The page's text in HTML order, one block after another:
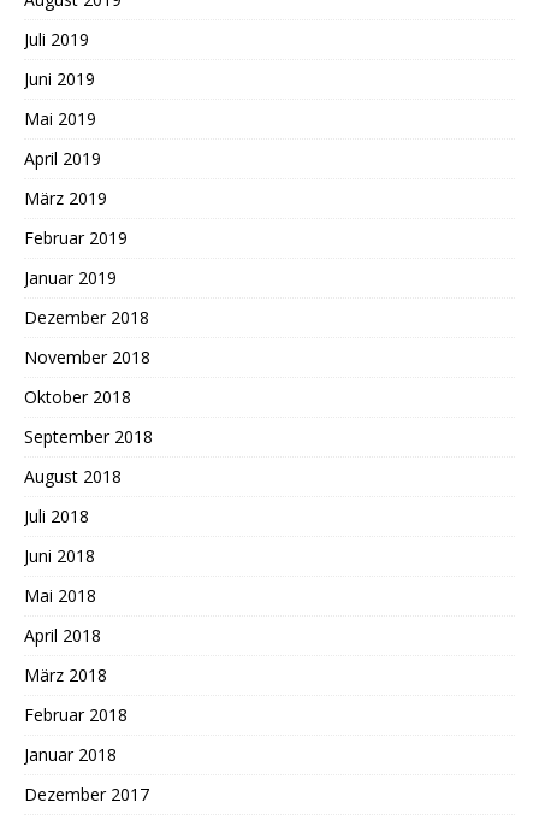
Juli 2019
Juni 2019
Mai 2019
April 2019
März 2019
Februar 2019
Januar 2019
Dezember 2018
November 2018
Oktober 2018
September 2018
August 2018
Juli 2018
Juni 2018
Mai 2018
April 2018
März 2018
Februar 2018
Januar 2018
Dezember 2017